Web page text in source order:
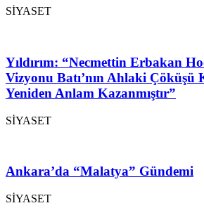
SİYASET
Yıldırım: “Necmettin Erbakan
Vizyonu Batı’nın Ahlaki Çöküşü
Yeniden Anlam Kazanmıştır”
SİYASET
Ankara’da “Malatya” Gündemi
SİYASET